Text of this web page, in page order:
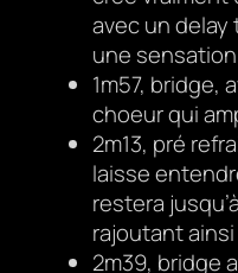
avec un
une
1m57, bridge,
choeur qui
2m13, pré
laisse
restera
rajoutant
2m39, bridge